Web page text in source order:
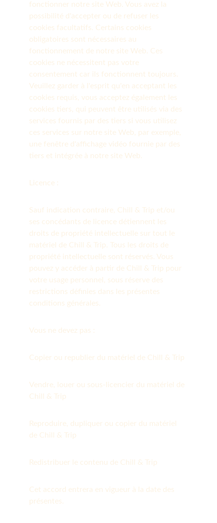
fonctionner notre site Web. Vous avez la
possibilité d'accepter ou de refuser les
cookies facultatifs. Certains cookies
obligatoires sont nécessaires au
fonctionnement de notre site Web. Ces
cookies ne nécessitent pas votre
consentement car ils fonctionnent toujours.
Veuillez garder à l'esprit qu'en acceptant les
cookies requis, vous acceptez également les
cookies tiers, qui peuvent être utilisés via des
services fournis par des tiers si vous utilisez
ces services sur notre site Web, par exemple,
une fenêtre d'affichage vidéo fournie par des
tiers et intégrée à notre site Web.
Licence :
Sauf indication contraire, Chill & Trip et/ou
ses concédants de licence détiennent les
droits de propriété intellectuelle sur tout le
matériel de Chill & Trip. Tous les droits de
propriété intellectuelle sont réservés. Vous
pouvez y accéder à partir de Chill & Trip pour
votre usage personnel, sous réserve des
restrictions définies dans les présentes
conditions générales.
Vous ne devez pas :
Copier ou republier du matériel de Chill & Trip
Vendre, louer ou sous-licencier du matériel de
Chill & Trip
Reproduire, dupliquer ou copier du matériel
de Chill & Trip
Redistribuer le contenu de Chill & Trip
Cet accord entrera en vigueur à la date des
présentes.